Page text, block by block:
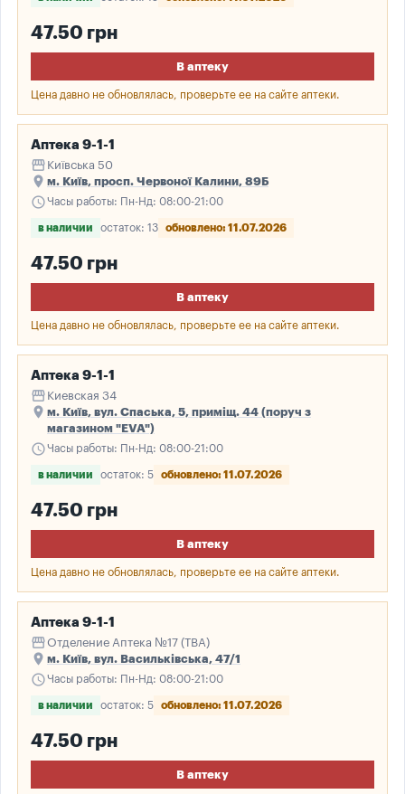
47.50 грн
В аптеку
Цена давно не обновлялась, проверьте ее на сайте аптеки.
Аптека 9-1-1
storefront Київська 50
place м. Київ, просп. Червоної Калини, 89Б
scheduleЧасы работы: Пн-Нд: 08:00-21:00
в наличии остаток: 13 обновлено: 11.07.2026
47.50 грн
В аптеку
Цена давно не обновлялась, проверьте ее на сайте аптеки.
Аптека 9-1-1
storefront Киевская 34
place м. Київ, вул. Спаська, 5, приміщ. 44 (поруч з
магазином "EVA")
scheduleЧасы работы: Пн-Нд: 08:00-21:00
в наличии остаток: 5 обновлено: 11.07.2026
47.50 грн
В аптеку
Цена давно не обновлялась, проверьте ее на сайте аптеки.
Аптека 9-1-1
storefrontОтделение Аптека №17 (ТВА)
place м. Київ, вул. Васильківська, 47/1
scheduleЧасы работы: Пн-Нд: 08:00-21:00
в наличии остаток: 5 обновлено: 11.07.2026
47.50 грн
В аптеку